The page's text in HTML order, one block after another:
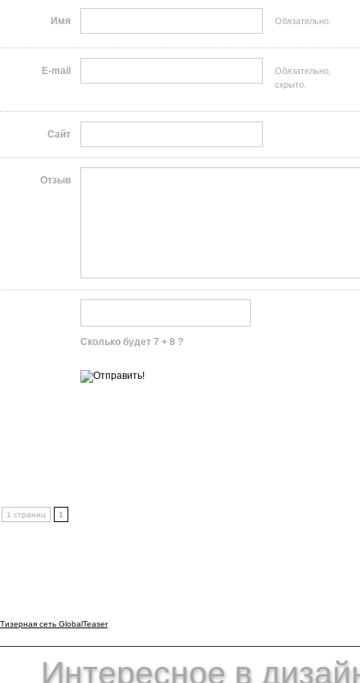
Имя Обязательно.
E-mail
Обязательно,
скрыто.
Сайт
Отзыв
Сколько будет 7 + 8 ?
1 страниц 1
Тизерная сеть GlobalTeaser
Интересное в